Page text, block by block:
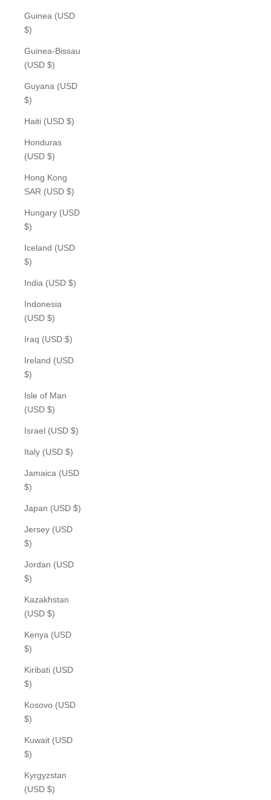
Guinea (USD
$)
Guinea-Bissau
(USD $)
Guyana (USD
$)
Haiti (USD $)
Honduras
(USD $)
Hong Kong
SAR (USD $)
Hungary (USD
$)
Iceland (USD
$)
India (USD $)
Indonesia
(USD $)
Iraq (USD $)
Ireland (USD
$)
Isle of Man
(USD $)
Israel (USD $)
Italy (USD $)
Jamaica (USD
$)
Japan (USD $)
Jersey (USD
$)
Jordan (USD
$)
Kazakhstan
(USD $)
Kenya (USD
$)
Kiribati (USD
$)
Kosovo (USD
$)
Kuwait (USD
$)
Kyrgyzstan
(USD $)